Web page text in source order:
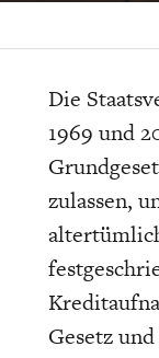
Die
1969 und
zulassen,
Gesetz